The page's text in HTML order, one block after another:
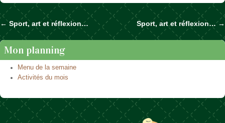
Naviguer dans les articles
←Sport, art et réflexion… Sport, art et réflexion…→
Mon planning
Menu de la semaine
Activités du mois